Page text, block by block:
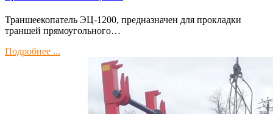
Траншеекопатель ЭЦ-1200, предназначен для прокладки
траншей прямоугольного…
Подробнее ...